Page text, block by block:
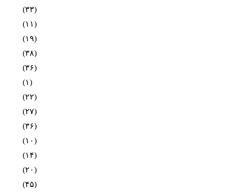
(۳۳)
(۱۱)
(۱۹)
(۳۸)
(۳۶)
(۱)
(۲۲)
(۲۷)
(۳۶)
(۱۰)
(۱۴)
(۲۰)
(۴۵)